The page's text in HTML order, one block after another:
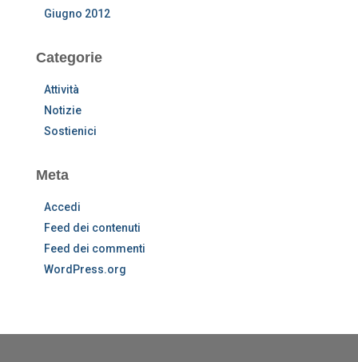
Giugno 2012
Categorie
Attività
Notizie
Sostienici
Meta
Accedi
Feed dei contenuti
Feed dei commenti
WordPress.org